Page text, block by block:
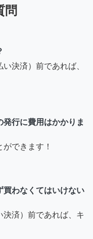
問
決済）前であれば、
行に費用はかかりま
できます！
買わなくてはいけない
済）前であれば、キ